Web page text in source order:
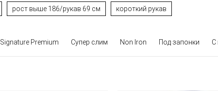
рост выше 186/рукав 69 см короткий рукав
Signature Premium Супер слим Non Iron Под запонки С